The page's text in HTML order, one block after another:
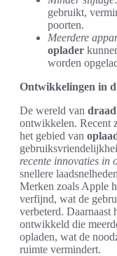
gebruikt,
poorten.
Meerdere
oplader
worden
Ontwikkelingen in
De wereld van
ontwikkelen. Recent
het gebied van
recente innovaties in
snellere
Merken zoals Apple
verfijnd, wat de
verbeterd. Daarnaast
ontwikkeld die
opladen, wat de
ruimte vermindert.